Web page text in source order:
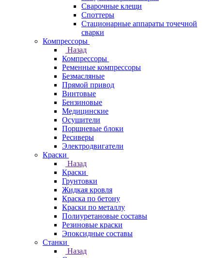
Сварочные клещи
Споттеры
Стационарные аппараты точечной
сварки
Компрессоры
Назад
Компрессоры
Ременные компрессоры
Безмасляные
Прямой привод
Винтовые
Бензиновые
Медицинские
Осушители
Поршневые блоки
Ресиверы
Электродвигатели
Краски
Назад
Краски
Грунтовки
Жидкая кровля
Краска по бетону
Краски по металлу
Полиуретановые составы
Резиновые краски
Эпоксидные составы
Станки
Назад